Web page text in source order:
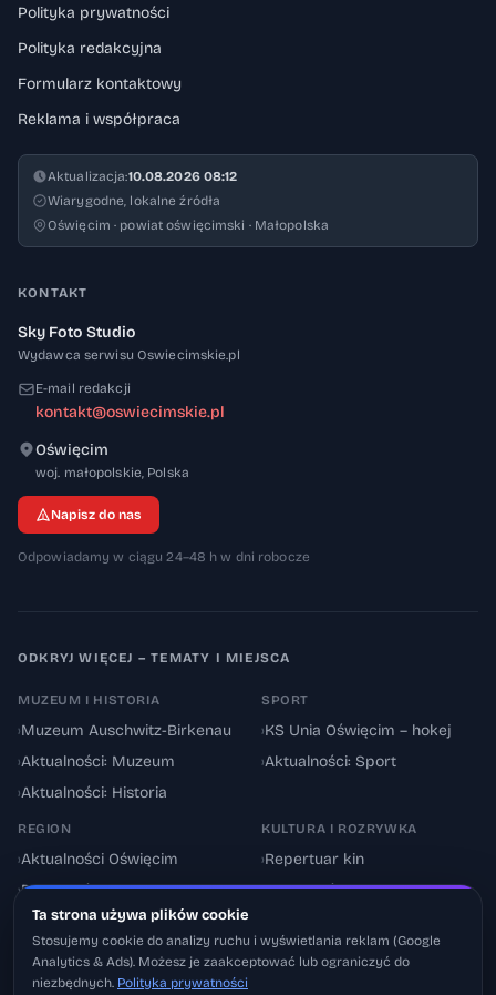
Polityka prywatności
Polityka redakcyjna
Formularz kontaktowy
Reklama i współpraca
Aktualizacja:10.08.2026 08:12
Wiarygodne, lokalne źródła
Oświęcim · powiat oświęcimski · Małopolska
KONTAKT
Sky Foto Studio
Wydawca serwisu Oswiecimskie.pl
E-mail redakcji
kontakt@oswiecimskie.pl
Oświęcim
woj. małopolskie, 32-600
Polska
Napisz do nas
Odpowiadamy w ciągu 24–48 h w dni robocze
ODKRYJ WIĘCEJ – TEMATY I MIEJSCA
MUZEUM I HISTORIA
›Muzeum Auschwitz-Birkenau
›Aktualności: Muzeum
›Aktualności: Historia
SPORT
›KS Unia Oświęcim – hokej
›Aktualności: Sport
REGION
›Aktualności Oświęcim
›Powiat oświęcimski
Utrudnienia drogowe
KULTURA I ROZRYWKA
›Repertuar kin
›Aktualności: Kultura
Ta strona używa plików cookie
Stosujemy cookie do analizy ruchu i wyświetlania reklam (Google
Analytics & Ads). Możesz je zaakceptować lub ograniczyć do
niezbędnych. Polityka prywatności